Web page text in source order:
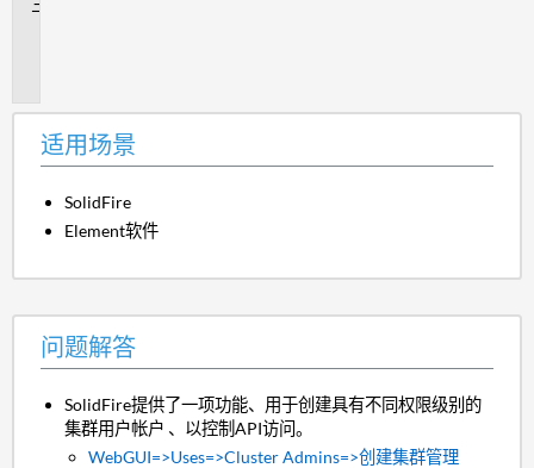
适用场景
SolidFire
Element软件
问题解答
SolidFire提供了一项功能、用于创建具有不同权限级别的
集群用户帐户 、以控制API访问。
WebGUI=>Uses=>Cluster Admins=>创建集群管理